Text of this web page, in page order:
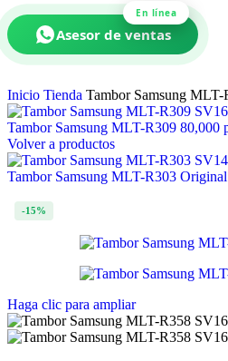
En línea
Asesor de ventas
Inicio Tienda Tambor Samsung
Tambor Samsung MLT-R309 80,000
Volver a productos
Tambor Samsung MLT-R303 Original
-15%
Haga clic para ampliar